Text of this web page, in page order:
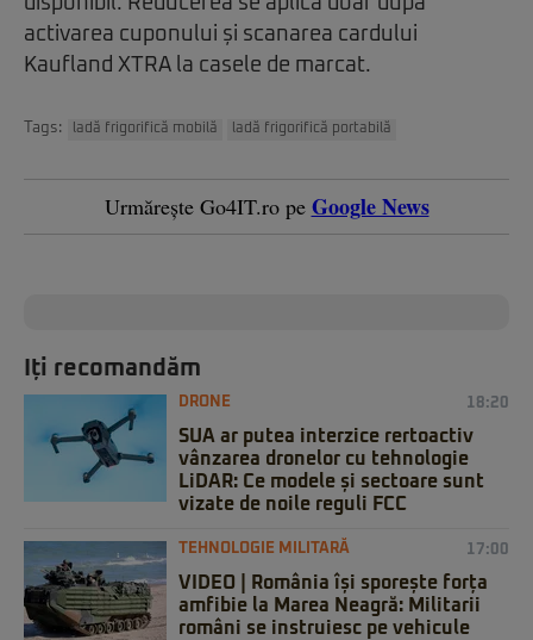
activarea cuponului și scanarea cardului
Kaufland XTRA la casele de marcat.
Tags: ladă frigorifică mobilă ladă frigorifică portabilă
Urmărește Go4IT.ro pe Google News
Iți recomandăm
DRONE 18:20
SUA ar putea interzice rertoactiv
vânzarea dronelor cu tehnologie
LiDAR: Ce modele și sectoare sunt
vizate de noile reguli FCC
TEHNOLOGIE MILITARĂ 17:00
VIDEO | România își sporește forța
amfibie la Marea Neagră: Militarii
români se instruiesc pe vehicule